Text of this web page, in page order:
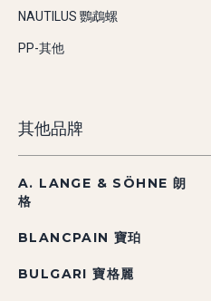
NAUTILUS 鸚鵡螺
PP-其他
其他品牌
A. LANGE & SÖHNE 朗
格
BLANCPAIN 寶珀
BULGARI 寶格麗